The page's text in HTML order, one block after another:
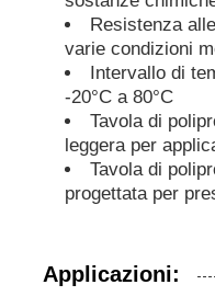
Tubi in PP
accessori per tubi in
Resistenza
varie condizioni
Intervallo di
-20°C a 80°C
Tavola di
leggera per
Tavola di
progettata per
Applicazioni: